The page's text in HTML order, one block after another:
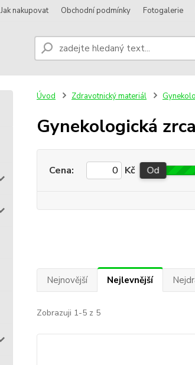
Jak nakupovat Obchodní podmínky Fotogalerie
Úvod Zdravotnický materiál
Gynekologická
Cena: Kč Od
Nejnovější Nejlevnější
Zobrazuji 1-5 z 5